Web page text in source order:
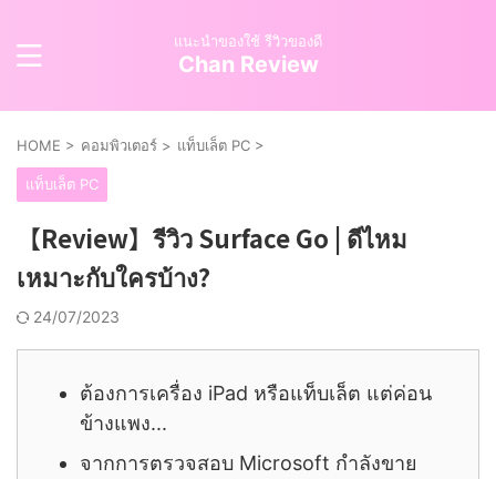
แนะนำของใช้ รีวิวของดี
Chan Review
HOME > คอมพิวเตอร์ > แท็บเล็ต PC >
แท็บเล็ต PC
【Review】รีวิว Surface Go | ดีไหม
เหมาะกับใครบ้าง?
24/07/2023
ต้องการเครื่อง iPad หรือแท็บเล็ต แต่ค่อน
ข้างแพง...
จากการตรวจสอบ Microsoft กำลังขาย